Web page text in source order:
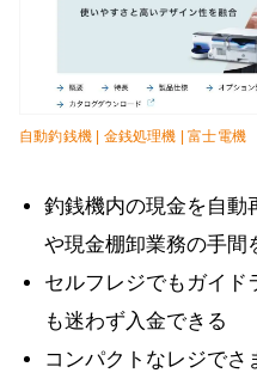
自動釣銭機 | 金銭処理機 | 富士電機
釣銭機内の現金を自動
や現金棚卸業務の手間
セルフレジでもガイド
も迷わず入金できる
コンパクトなレジで